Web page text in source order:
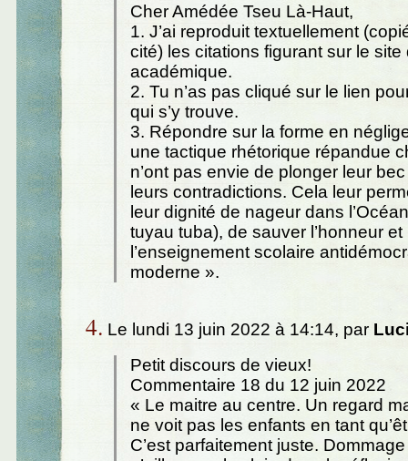
Cher Amédée Tseu Là-Haut,
1. J’ai reproduit textuellement
cité) les citations figurant sur le site
académique.
2. Tu n’as pas cliqué sur le lien
qui s’y trouve.
3. Répondre sur la forme en
une tactique rhétorique répandue
n’ont pas envie de plonger leur
leurs contradictions. Cela leur
leur dignité de nageur dans
tuyau tuba), de sauver l’honneur
l’enseignement scolaire
moderne ».
4. Le lundi 13 juin 2022 à 14:14, par
Petit discours de vieux!
Commentaire 18 du 12 juin 2022
« Le maitre au centre. Un regard
ne voit pas les enfants en tant
C’est parfaitement juste.